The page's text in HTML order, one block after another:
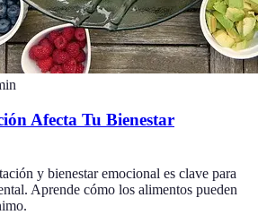
Afecta Tu Bienestar
y bienestar emocional es clave para
Aprende cómo los alimentos pueden